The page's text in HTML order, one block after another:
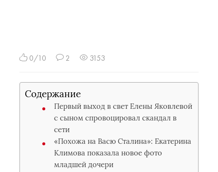
0/10 2 3153
Содержание
Первый выход в свет Елены Яковлевой
с сыном спровоцировал скандал в
сети
«Похожа на Васю Сталина»: Екатерина
Климова показала новое фото
младшей дочери